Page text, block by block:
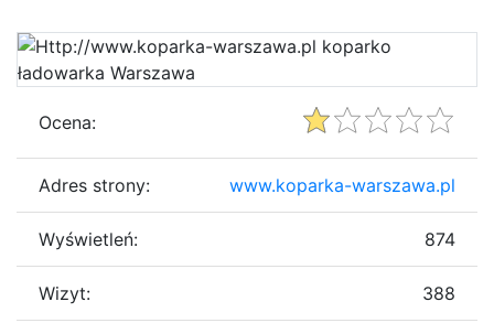
Ocena:
Adres strony: www.koparka-warszawa.pl
Wyświetleń: 874
Wizyt: 388